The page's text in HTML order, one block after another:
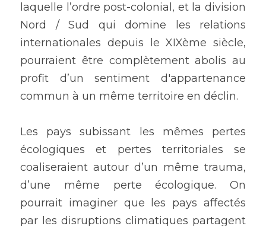
laquelle l’ordre post-colonial, et la division
Nord / Sud qui domine les relations
internationales depuis le XIXème siècle,
pourraient être complètement abolis au
profit d’un sentiment d'appartenance
commun à un même territoire en déclin.
Les pays subissant les mêmes pertes
écologiques et pertes territoriales se
coaliseraient autour d’un même trauma,
d’une même perte écologique. On
pourrait imaginer que les pays affectés
par les disruptions climatiques partagent